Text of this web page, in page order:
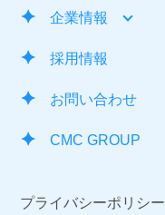
企業情報
採用情報
お問い合わせ
CMC GROUP
プライバシーポリシー